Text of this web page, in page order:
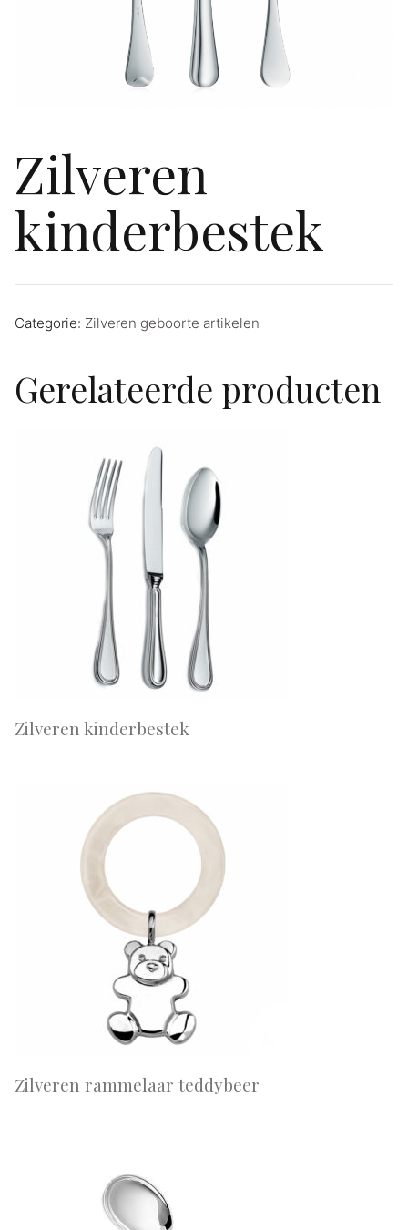
Zilveren
kinderbestek
Categorie: Zilveren geboorte artikelen
Gerelateerde producten
Zilveren kinderbestek
Zilveren rammelaar teddybeer